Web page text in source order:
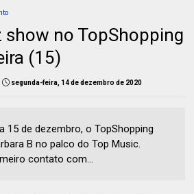
show no TopShopping
(15)
segunda-feira, 14 de dezembro de 2020
15 de dezembro, o TopShopping
B no palco do Top Music.
contato com...